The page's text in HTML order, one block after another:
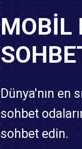
MOBIL
Dünya'nın en
sohbet
sohbet edin.